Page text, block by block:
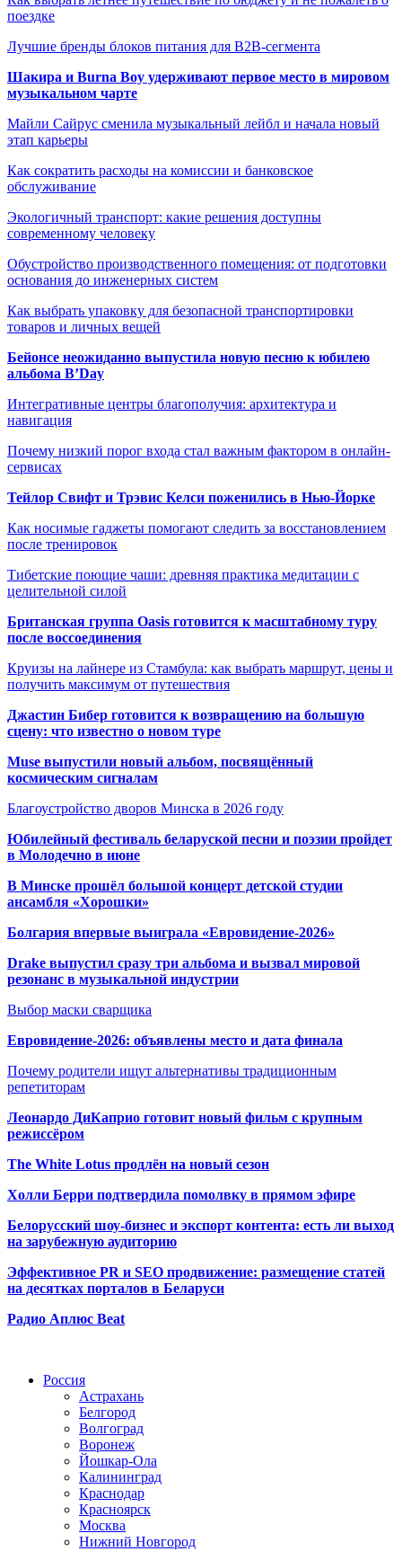
поездке
Лучшие бренды блоков питания для B2B-сегмента
Шакира и Burna Boy удерживают первое место в мировом
музыкальном чарте
Майли Сайрус сменила музыкальный лейбл и начала новый
этап карьеры
Как сократить расходы на комиссии и банковское
обслуживание
Экологичный транспорт: какие решения доступны
современному человеку
Обустройство производственного помещения: от подготовки
основания до инженерных систем
Как выбрать упаковку для безопасной транспортировки
товаров и личных вещей
Бейонсе неожиданно выпустила новую песню к юбилею
альбома B’Day
Интегративные центры благополучия: архитектура и
навигация
Почему низкий порог входа стал важным фактором в онлайн-
сервисах
Тейлор Свифт и Трэвис Келси поженились в Нью-Йорке
Как носимые гаджеты помогают следить за восстановлением
после тренировок
Тибетские поющие чаши: древняя практика медитации с
целительной силой
Британская группа Oasis готовится к масштабному туру
после воссоединения
Круизы на лайнере из Стамбула: как выбрать маршрут, цены и
получить максимум от путешествия
Джастин Бибер готовится к возвращению на большую
сцену: что известно о новом туре
Muse выпустили новый альбом, посвящённый
космическим сигналам
Благоустройство дворов Минска в 2026 году
Юбилейный фестиваль беларуской песни и поэзии пройдет
в Молодечно в июне
В Минске прошёл большой концерт детской студии
ансамбля «Хорошки»
Болгария впервые выиграла «Евровидение-2026»
Drake выпустил сразу три альбома и вызвал мировой
резонанс в музыкальной индустрии
Выбор маски сварщика
Евровидение-2026: объявлены место и дата финала
Почему родители ищут альтернативы традиционным
репетиторам
Леонардо ДиКаприо готовит новый фильм с крупным
режиссёром
The White Lotus продлён на новый сезон
Холли Берри подтвердила помолвку в прямом эфире
Белорусский шоу-бизнес и экспорт контента: есть ли выход
на зарубежную аудиторию
Эффективное PR и SEO продвижение: размещение статей
на десятках порталов в Беларуси
Радио Аплюс Beat
Россия
Астрахань
Белгород
Волгоград
Воронеж
Йошкар-Ола
Калининград
Краснодар
Красноярск
Москва
Нижний Новгород